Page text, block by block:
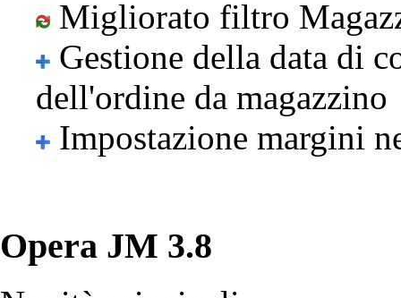
Migliorato filtro
Gestione della data di
dell'ordine da magazzino
Impostazione margini
Opera JM 3.8